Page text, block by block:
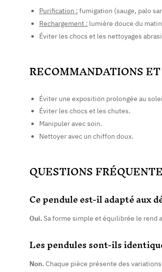
Purification : fumigation (sauge, palo
Rechargement : lumière douce du
Éviter les chocs et les nettoyages
RECOMMANDATIONS
Éviter une exposition prolongée au
Éviter les chocs et les chutes.
Manipuler avec soin.
Nettoyer avec un chiffon doux.
QUESTIONS
Ce pendule est-il adapté aux
Oui. Sa forme simple et équilibrée le rend
Les pendules sont-ils
Non. Chaque pièce présente des